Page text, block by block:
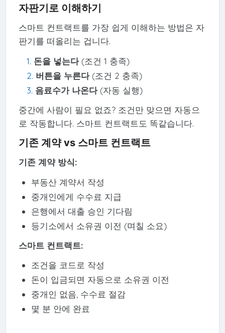
자판기로 이해하기
스마트 컨트랙트를 가장 쉽게 이해하는 방법은 자
판기를 떠올리는 겁니다.
돈을 넣는다(조건 1 충족)
버튼을 누른다(조건 2 충족)
음료수가 나온다(자동 실행)
중간에 사람이 필요 없죠? 조건만 맞으면 자동으
로 작동합니다. 스마트 컨트랙트도 똑같습니다.
기존 계약 vs 스마트 컨트랙트
기존 계약 방식:
부동산 계약서 작성
중개인에게 수수료 지급
은행에서 대출 승인 기다림
등기소에서 소유권 이전 (며칠 소요)
스마트 컨트랙트:
조건을 코드로 작성
돈이 입금되면 자동으로 소유권 이전
중개인 없음, 수수료 절감
몇 분 안에 완료